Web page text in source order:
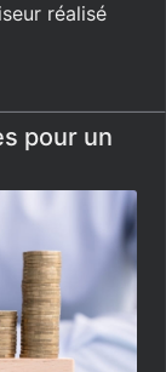
réalisé
pour un